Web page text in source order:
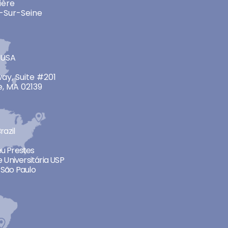
Seine
Suite #201
MA 02139
Prestes
Universitária USP
Paulo